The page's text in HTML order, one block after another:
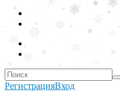
РегистрацияВход